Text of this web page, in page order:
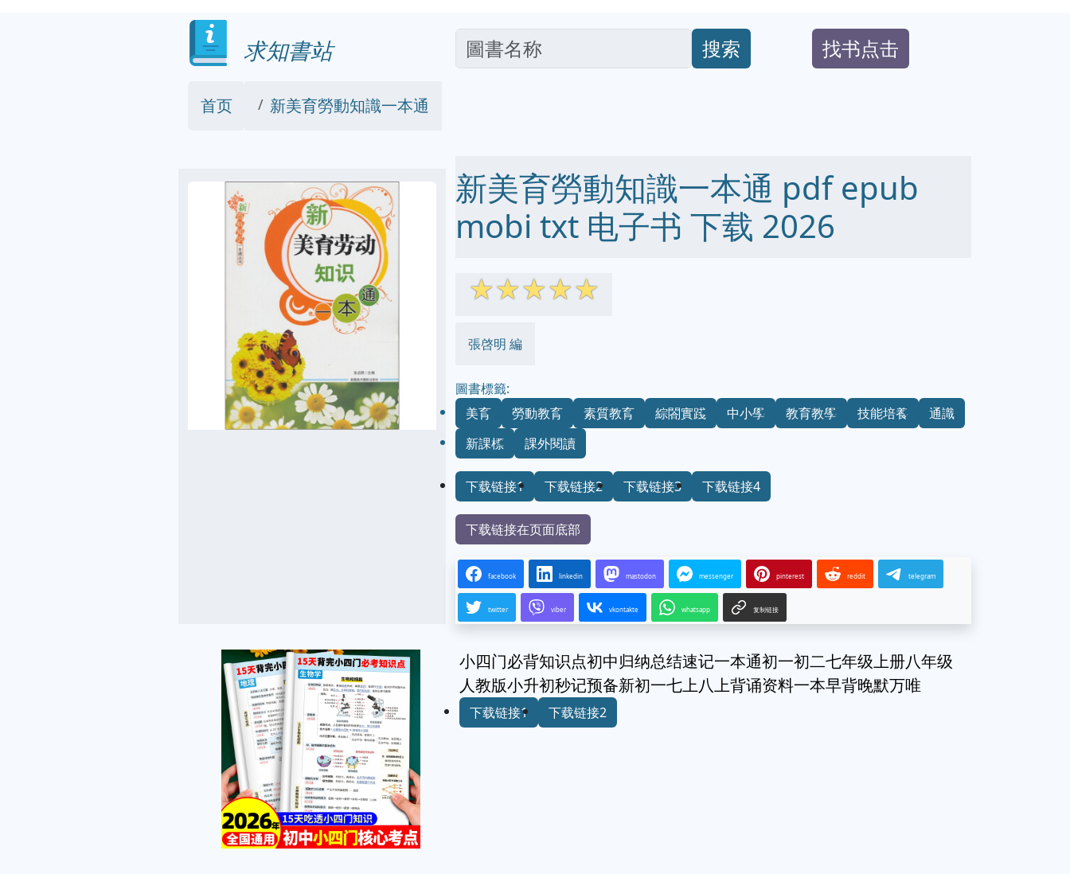
求知書站 搜索 找书点击
首页 新美育勞動知識一本通
新美育勞動知識一本通 pdf epub
mobi txt 电子书 下载 2026
☆☆☆☆☆
張啓明 編
圖書標籤:
美育
勞動教育 素質教育 綜閤實踐 中小學 教育教學 技能培養
通識
新課標
課外閱讀
下载链接1 下载链接2 下载链接3 下载链接4
下载链接在页面底部
facebook linkedin mastodon messenger pinterest reddit telegram
twitter viber vkontakte whatsapp 复制链接
小四门必背知识点初中归纳总结速记一本通初一初二七年级上册八年级
人教版小升初秒记预备新初一七上八上背诵资料一本早背晚默万唯
下载链接1 下载链接2